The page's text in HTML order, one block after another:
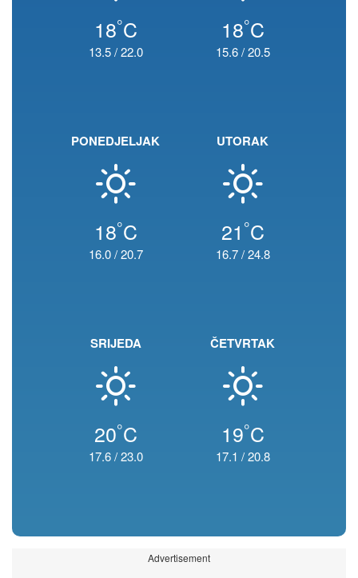
18°C
13.5/22.0
18°C
15.6/20.5
PONEDJELJAK
18°C
16.0/20.7
UTORAK
21 °C
16.7/24.8
SRIJEDA
20°C
17.6/23.0
ČETVRTAK
19°C
17.1 /20.8
Advertisement